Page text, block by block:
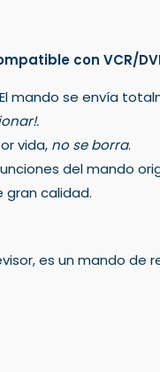
con VCR/DVR
mando se envía
vida, no se borra.
del mando
gran calidad.
es un mando de